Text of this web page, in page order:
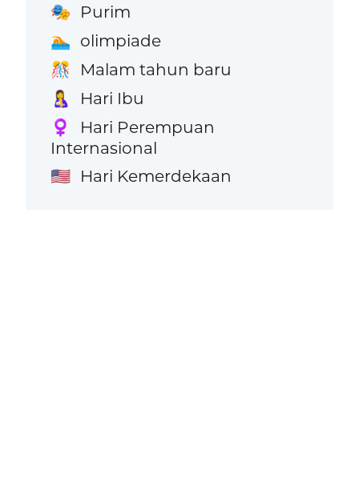
🎭 Purim
🏊 olimpiade
🎊 Malam tahun baru
🤱 Hari Ibu
♀️
Hari Perempuan
Internasional
🇺🇸 Hari Kemerdekaan